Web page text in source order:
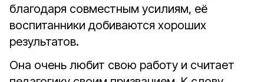
благодаря совместным усилиям, её
воспитанники добиваются хороших
результатов.
Она очень любит свою работу и считает